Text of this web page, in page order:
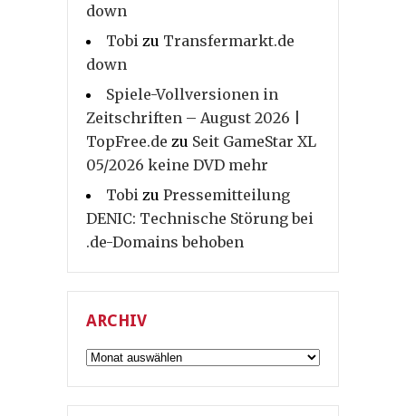
down
Tobi zu Transfermarkt.de
down
Spiele-Vollversionen in
Zeitschriften – August 2026 |
TopFree.de zu Seit GameStar XL
05/2026 keine DVD mehr
Tobi zu Pressemitteilung
DENIC: Technische Störung bei
.de-Domains behoben
ARCHIV
Archiv